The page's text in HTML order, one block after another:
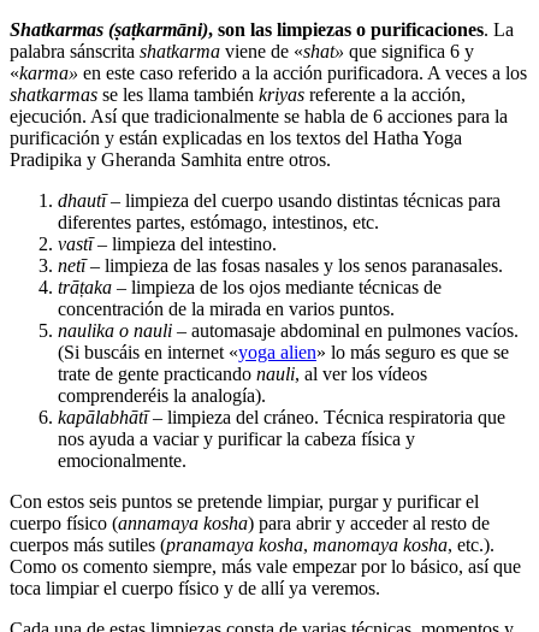
Shatkarmas (ṣaṭkarmāni), son las limpiezas o purificaciones. La
palabra sánscrita shatkarma viene de «shat» que significa 6 y
«karma» en este caso referido a la acción purificadora. A veces a los
shatkarmas se les llama también kriyas referente a la acción,
ejecución. Así que tradicionalmente se habla de 6 acciones para la
purificación y están explicadas en los textos del Hatha Yoga
Pradipika y Gheranda Samhita entre otros.
dhautī – limpieza del cuerpo usando distintas técnicas para
diferentes partes, estómago, intestinos, etc.
vastī – limpieza del intestino.
netī – limpieza de las fosas nasales y los senos paranasales.
trāṭaka – limpieza de los ojos mediante técnicas de
concentración de la mirada en varios puntos.
naulika o nauli – automasaje abdominal en pulmones vacíos.
(Si buscáis en internet «yoga alien» lo más seguro es que se
trate de gente practicando nauli, al ver los vídeos
comprenderéis la analogía).
kapālabhātī – limpieza del cráneo. Técnica respiratoria que
nos ayuda a vaciar y purificar la cabeza física y
emocionalmente.
Con estos seis puntos se pretende limpiar, purgar y purificar el
cuerpo físico (annamaya kosha) para abrir y acceder al resto de
cuerpos más sutiles (pranamaya kosha, manomaya kosha, etc.).
Como os comento siempre, más vale empezar por lo básico, así que
toca limpiar el cuerpo físico y de allí ya veremos.